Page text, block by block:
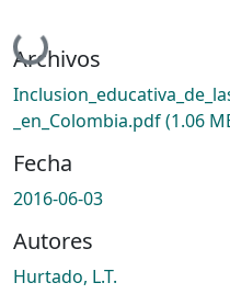
Cargando...
Archivos
_en_Colombia.pdf(1.06
Fecha
2016-06-03
Autores
Hurtado, L.T.